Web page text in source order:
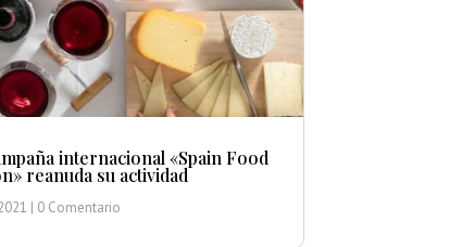
internacional «Spain Food
reanuda su actividad
| 0 Comentario